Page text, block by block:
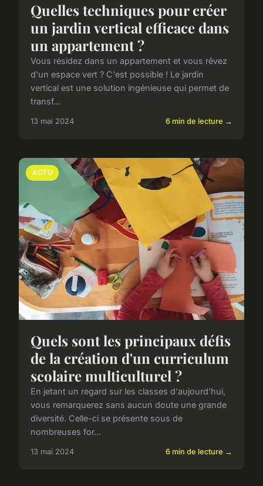
Quelles techniques pour créer
un jardin vertical efficace dans
un appartement ?
Vous résidez dans un appartement et vous rêvez
d'un espace vert ? C'est possible ! Le jardin
vertical est une solution ingénieuse qui permet de
transf...
13 mai 2024 6 min de lecture →
ACTU
Quels sont les principaux défis
de la création d'un curriculum
scolaire multiculturel ?
En jetant un regard sur les classes d'aujourd'hui,
vous remarquerez sans aucun doute une grande
diversité. Celle-ci se présente sous de
nombreuses for...
13 mai 2024 6 min de lecture →